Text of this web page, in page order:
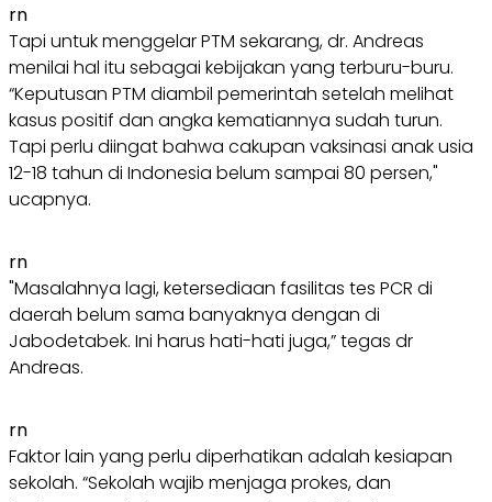
rn
Tapi untuk menggelar PTM sekarang, dr. Andreas
menilai hal itu sebagai kebijakan yang terburu-buru.
“Keputusan PTM diambil pemerintah setelah melihat
kasus positif dan angka kematiannya sudah turun.
Tapi perlu diingat bahwa cakupan vaksinasi anak usia
12-18 tahun di Indonesia belum sampai 80 persen,"
ucapnya.
rn
"Masalahnya lagi, ketersediaan fasilitas tes PCR di
daerah belum sama banyaknya dengan di
Jabodetabek. Ini harus hati-hati juga,” tegas dr
Andreas.
rn
Faktor lain yang perlu diperhatikan adalah kesiapan
sekolah. “Sekolah wajib menjaga prokes, dan